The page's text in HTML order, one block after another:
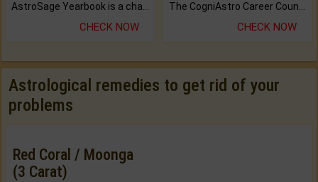
AstroSage Yearbook is a channel to fulfill your dreams and destiny.
CHECK NOW
The CogniAstro Career Counselling Report is the most comprehensive report available on this topic.
CHECK NOW
Astrological remedies to get rid of your
problems
Red Coral / Moonga
(3 Carat)